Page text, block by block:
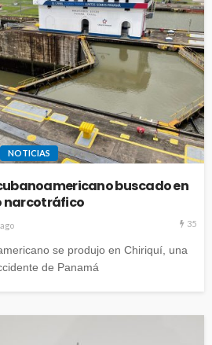
NOTICIAS
buscado en
narcotráfico
35
se produjo en Chiriquí, una
de Panamá